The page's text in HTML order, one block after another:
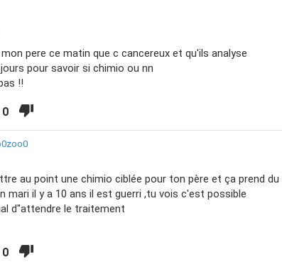
pere ce matin que c cancereux et qu'ils analyse
pour savoir si chimio ou nn
!!
0
au point une chimio ciblée pour ton père et ça prend
mari il y a 10 ans il est guerri ,tu vois c'est possible
d"attendre le traitement
0